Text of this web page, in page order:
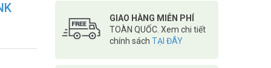
GIAO HÀNG MIỄN PHÍ
TOÀN QUỐC. Xem chi tiết
chính sách TẠI ĐÂY